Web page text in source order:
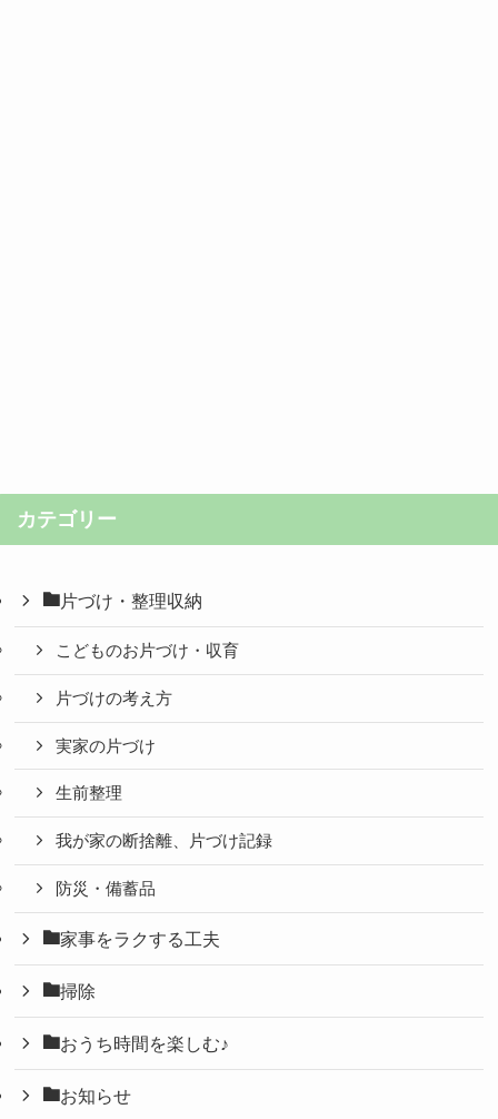
カテゴリー
片づけ・整理収納
こどものお片づけ・収育
片づけの考え方
実家の片づけ
生前整理
我が家の断捨離、片づけ記録
防災・備蓄品
家事をラクする工夫
掃除
おうち時間を楽しむ♪
お知らせ